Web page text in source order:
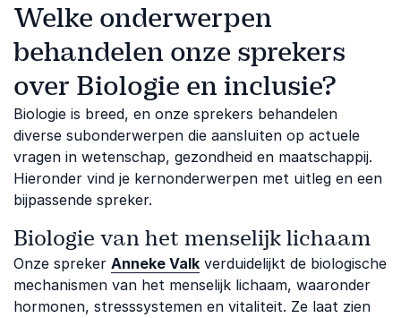
Welke onderwerpen
behandelen onze sprekers
over Biologie en inclusie?
Biologie is breed, en onze sprekers behandelen
diverse subonderwerpen die aansluiten op actuele
vragen in wetenschap, gezondheid en maatschappij.
Hieronder vind je kernonderwerpen met uitleg en een
bijpassende spreker.
Biologie van het menselijk lichaam
Onze spreker Anneke Valk verduidelijkt de biologische
mechanismen van het menselijk lichaam, waaronder
hormonen, stresssystemen en vitaliteit. Ze laat zien